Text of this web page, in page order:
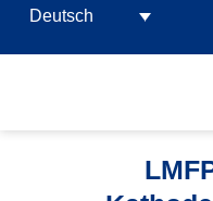
Deutsch